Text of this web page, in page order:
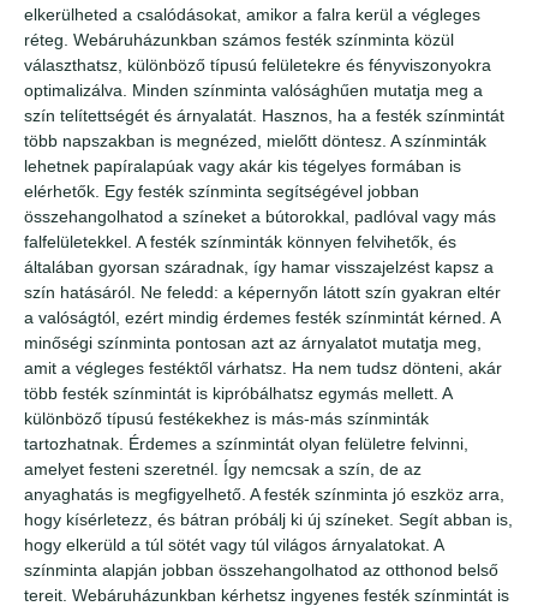
elkerülheted a csalódásokat, amikor a falra kerül a végleges
réteg. Webáruházunkban számos festék színminta közül
választhatsz, különböző típusú felületekre és fényviszonyokra
optimalizálva. Minden színminta valósághűen mutatja meg a
szín telítettségét és árnyalatát. Hasznos, ha a festék színmintát
több napszakban is megnézed, mielőtt döntesz. A színminták
lehetnek papíralapúak vagy akár kis tégelyes formában is
elérhetők. Egy festék színminta segítségével jobban
összehangolhatod a színeket a bútorokkal, padlóval vagy más
falfelületekkel. A festék színminták könnyen felvihetők, és
általában gyorsan száradnak, így hamar visszajelzést kapsz a
szín hatásáról. Ne feledd: a képernyőn látott szín gyakran eltér
a valóságtól, ezért mindig érdemes festék színmintát kérned. A
minőségi színminta pontosan azt az árnyalatot mutatja meg,
amit a végleges festéktől várhatsz. Ha nem tudsz dönteni, akár
több festék színmintát is kipróbálhatsz egymás mellett. A
különböző típusú festékekhez is más-más színminták
tartozhatnak. Érdemes a színmintát olyan felületre felvinni,
amelyet festeni szeretnél. Így nemcsak a szín, de az
anyaghatás is megfigyelhető. A festék színminta jó eszköz arra,
hogy kísérletezz, és bátran próbálj ki új színeket. Segít abban is,
hogy elkerüld a túl sötét vagy túl világos árnyalatokat. A
színminta alapján jobban összehangolhatod az otthonod belső
tereit. Webáruházunkban kérhetsz ingyenes festék színmintát is